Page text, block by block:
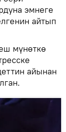
эмнеге
айтып
мүнөткө
айынан